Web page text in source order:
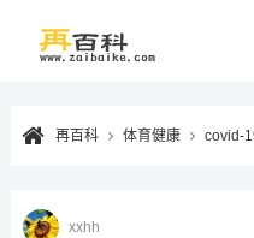
再百科 体育健康 covid-
xxhh